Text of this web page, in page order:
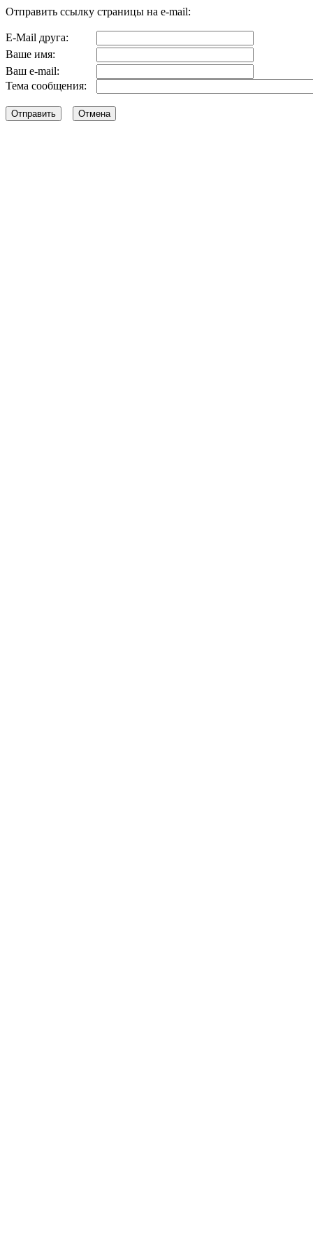
Отправить ссылку страницы на e-mail:
E-Mail друга:
Ваше имя:
Ваш e-mail:
Тема сообщения: